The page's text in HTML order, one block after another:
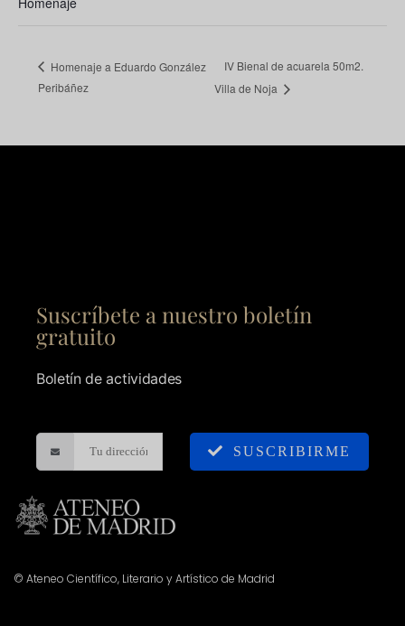
Homenaje a Eduardo González
Peribáñez
IV Bienal de acuarela 50m2.
Villa de Noja
Suscríbete a nuestro boletín
gratuito
Boletín de actividades
SUSCRIBIRME
© Ateneo Científico, Literario y Artístico de Madrid